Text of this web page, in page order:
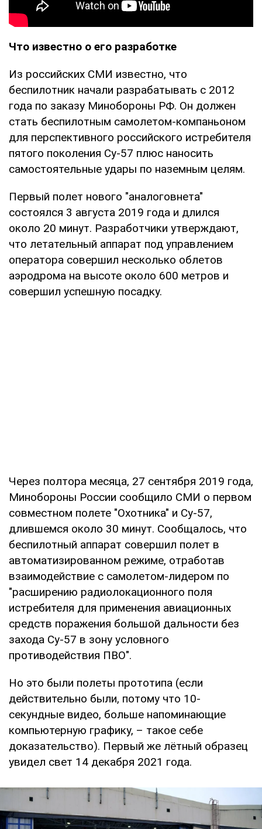
Что известно о его разработке
Из российских СМИ известно, что
беспилотник начали разрабатывать с 2012
года по заказу Минобороны РФ. Он должен
стать беспилотным самолетом-компаньоном
для перспективного российского истребителя
пятого поколения Су-57 плюс наносить
самостоятельные удары по наземным целям.
Первый полет нового "аналоговнета"
состоялся 3 августа 2019 года и длился
около 20 минут. Разработчики утверждают,
что летательный аппарат под управлением
оператора совершил несколько облетов
аэродрома на высоте около 600 метров и
совершил успешную посадку.
Через полтора месяца, 27 сентября 2019 года,
Минобороны России сообщило СМИ о первом
совместном полете "Охотника" и Су-57,
длившемся около 30 минут. Сообщалось, что
беспилотный аппарат совершил полет в
автоматизированном режиме, отработав
взаимодействие с самолетом-лидером по
"расширению радиолокационного поля
истребителя для применения авиационных
средств поражения большой дальности без
захода Су-57 в зону условного
противодействия ПВО".
Но это были полеты прототипа (если
действительно были, потому что 10-
секундные видео, больше напоминающие
компьютерную графику, – такое себе
доказательство). Первый же лётный образец
увидел свет 14 декабря 2021 года.